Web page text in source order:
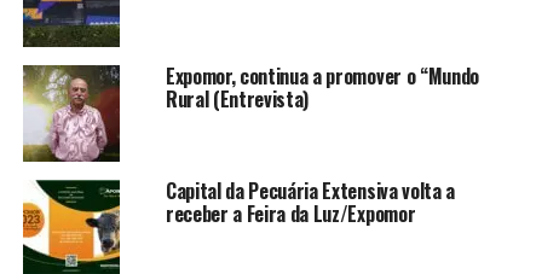
Expomor, continua a promover o “Mundo
Rural (Entrevista)
Capital da Pecuária Extensiva volta a
receber a Feira da Luz/Expomor